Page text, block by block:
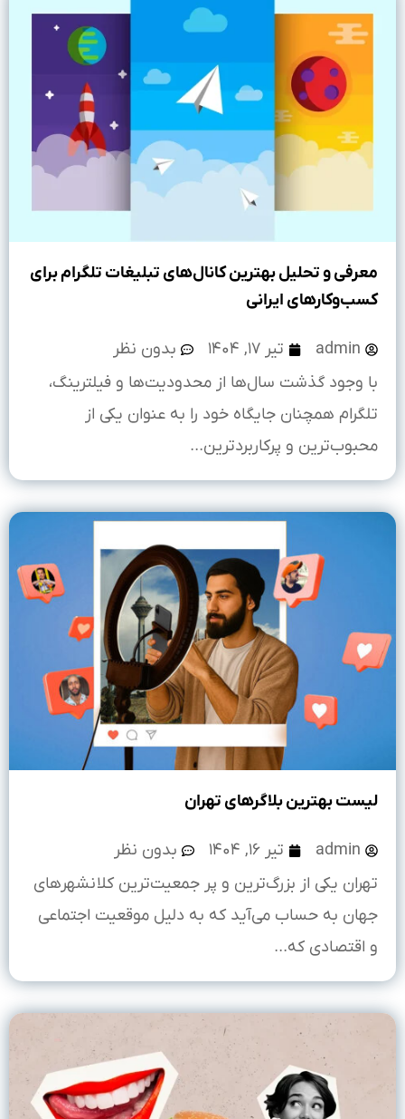
معرفی و تحلیل بهترین کانال‌های تبلیغات تلگرام برای
کسب‌وکارهای ایرانی
admin تیر ۱۷, ۱۴۰۴
بدون نظر
با وجود گذشت سال‌ها از محدودیت‌ها و فیلترینگ،
تلگرام همچنان جایگاه خود را به عنوان یکی از
محبوب‌ترین و پرکاربردترین...
لیست بهترین بلاگرهای تهران
admin تیر ۱۶, ۱۴۰۴
بدون نظر
تهران یکی از بزرگ‌ترین و پر جمعیت‌ترین کلانشهرهای
جهان به حساب می‌آید که به دلیل موقعیت اجتماعی
و اقتصادی که...